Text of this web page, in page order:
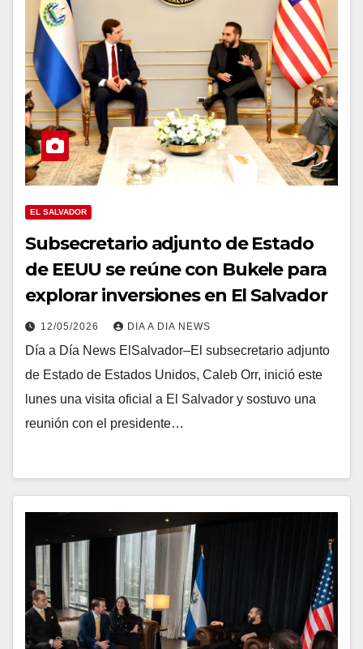
EL SALVADOR
Subsecretario adjunto de Estado
de EEUU se reúne con Bukele para
explorar inversiones en El Salvador
12/05/2026 DIA A DIA NEWS
Día a Día News ElSalvador–El subsecretario adjunto
de Estado de Estados Unidos, Caleb Orr, inició este
lunes una visita oficial a El Salvador y sostuvo una
reunión con el presidente…